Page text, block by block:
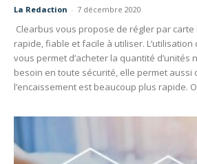
La Redaction - 7 décembre 2020
Clearbus vous propose de régler par
rapide, fiable et facile à utiliser.
vous permet d’acheter la quantité d’unités
besoin en toute sécurité, elle permet aussi
l’encaissement est beaucoup plus rapide.